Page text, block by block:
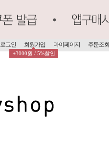
로그인 회원가입
+3000원 / 5%할인
마이페이지 주문조회